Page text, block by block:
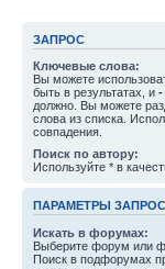
ЗАПРОС
Ключевые слова:
Вы можете
быть в результатах, и -
должно. Вы можете
слова из списка.
совпадения.
Поиск по автору:
Используйте * в
ПАРАМЕТРЫ
Искать в форумах:
Выберите форум или
Поиск в подфорумах